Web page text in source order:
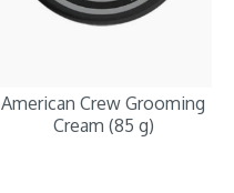
American Crew Grooming
Cream (85 g)